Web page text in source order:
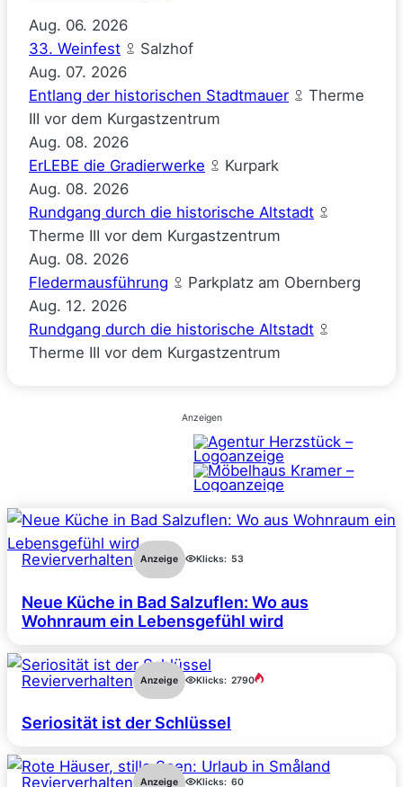
Aug. 06. 2026
33. Weinfest
Salzhof
Aug. 07. 2026
Entlang der historischen Stadtmauer
Therme
III vor dem Kurgastzentrum
Aug. 08. 2026
ErLEBE die Gradierwerke
Kurpark
Aug. 08. 2026
Rundgang durch die historische Altstadt
Therme III vor dem Kurgastzentrum
Aug. 08. 2026
Fledermausführung
Parkplatz am Obernberg
Aug. 12. 2026
Rundgang durch die historische Altstadt
Therme III vor dem Kurgastzentrum
Anzeigen
Revierverhalten Anzeige Klicks: 53
Neue Küche in Bad Salzuflen: Wo aus
Wohnraum ein Lebensgefühl wird
Revierverhalten Anzeige Klicks: 2790
Seriosität ist der Schlüssel
Revierverhalten Anzeige Klicks: 60